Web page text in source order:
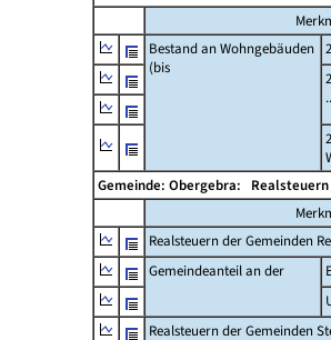
Bestand an Wohngebäuden
(bis
Gemeinde: Obergebra: Realsteuern
Realsteuern der Gemeinden
Gemeindeanteil an der
Realsteuern der Gemeinden